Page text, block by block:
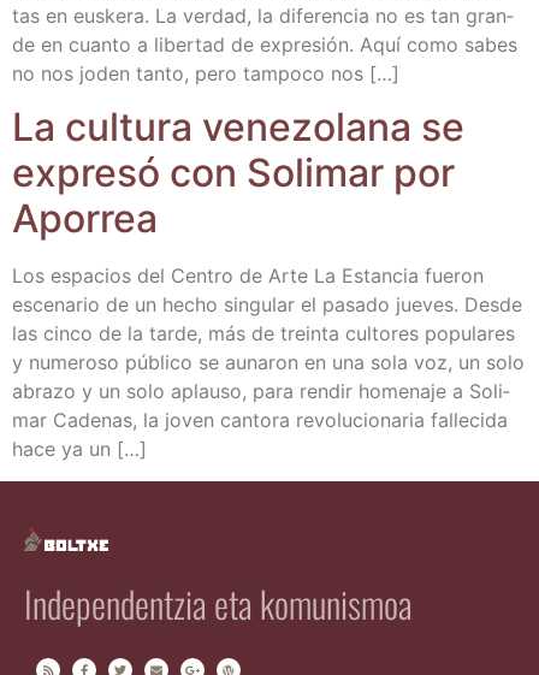
tas en eus­ke­ra. La ver­dad, la dife­ren­cia no es tan gran­
de en cuan­to a liber­tad de expre­sión. Aquí como sabes
no nos joden tan­to, pero tam­po­co nos […]
La cul­tu­ra vene­zo­la­na se
expre­só con Soli­mar por
Aporrea
Los espa­cios del Cen­tro de Arte La Estan­cia fue­ron
esce­na­rio de un hecho sin­gu­lar el pasa­do jue­ves. Des­de
las cin­co de la tar­de, más de trein­ta cul­to­res popu­la­res
y nume­ro­so públi­co se auna­ron en una sola voz, un solo
abra­zo y un solo aplau­so, para ren­dir home­na­je a Soli­
mar Cade­nas, la joven can­to­ra revo­lu­cio­na­ria falle­ci­da
hace ya un […]
Independentzia eta komunismoa